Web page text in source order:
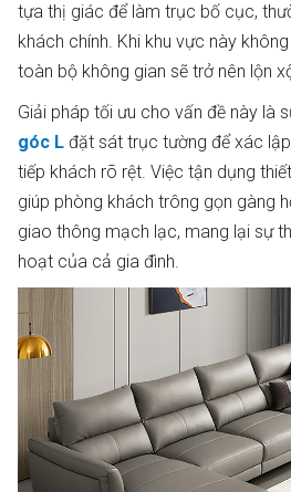
tựa thị giác để làm trục bố cục,
khách chính. Khi khu vực này
toàn bộ không gian sẽ trở nên lộn
Giải pháp tối ưu cho vấn đề này là
góc L đặt sát trục tường để xác
tiếp khách rõ rệt. Việc tận dụng
giúp phòng khách trông gọn gàng
giao thông mạch lạc, mang lại sự
hoạt của cả gia đình.